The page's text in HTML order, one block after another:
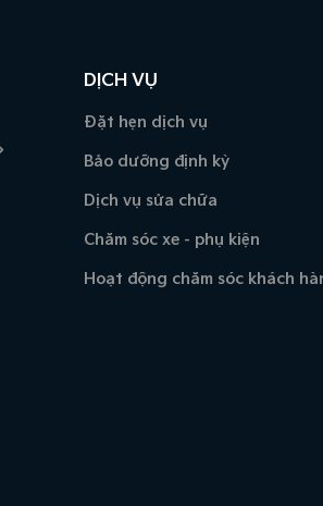
DỊCH VỤ
Đặt hẹn dịch vụ
Bảo dưỡng định kỳ
Dịch vụ sửa chữa
Chăm sóc xe - phụ kiện
Hoạt động chăm sóc khách